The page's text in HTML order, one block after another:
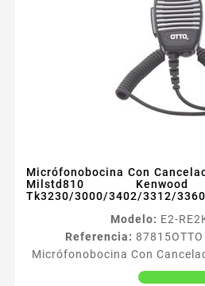
Micrófonobocina Con
Milstd810 Kenwood
Tk3230/3000/3402/3312/
Modelo: E2-
Referencia: 87815
Micrófonobocina Con
Milstd810 Kenwood